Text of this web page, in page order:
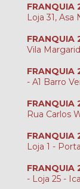
FRANQUIA
Loja 31, Asa
FRANQUIA
Vila
FRANQUIA
- A1 Barro
FRANQUIA
Rua Carlos
FRANQUIA
Loja 1 -
FRANQUIA
- Loja 25 -